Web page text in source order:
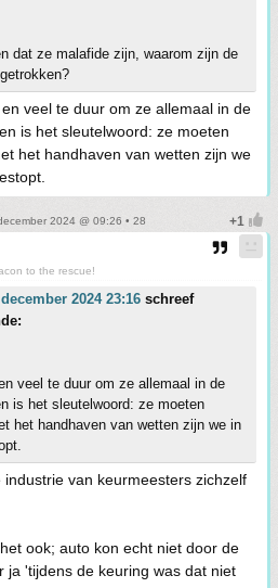
dat ze malafide zijn, waarom zijn de
veel te duur om ze allemaal in de
is het sleutelwoord: ze moeten
het handhaven van wetten zijn we
2024 @ 09:26 • 28
to the rescue!
2024 23:16 schreef
veel te duur om ze allemaal in de
is het sleutelwoord: ze moeten
het handhaven van wetten zijn we in
van keurmeesters zichzelf
ook; auto kon echt niet door de
ja 'tijdens de keuring was dat niet